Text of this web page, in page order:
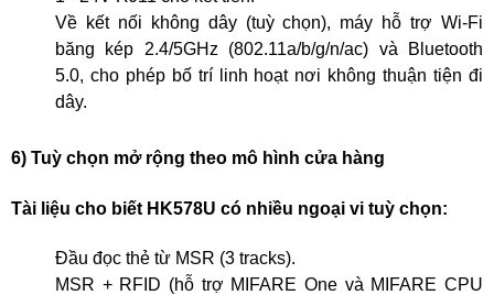
Về kết nối không dây (tuỳ chọn), máy hỗ trợ Wi-Fi
băng kép 2.4/5GHz (802.11a/b/g/n/ac) và Bluetooth
5.0, cho phép bố trí linh hoạt nơi không thuận tiện đi
dây.
6) Tuỳ chọn mở rộng theo mô hình cửa hàng
Tài liệu cho biết HK578U có nhiều ngoại vi tuỳ chọn:
Đầu đọc thẻ từ MSR (3 tracks).
MSR + RFID (hỗ trợ MIFARE One và MIFARE CPU